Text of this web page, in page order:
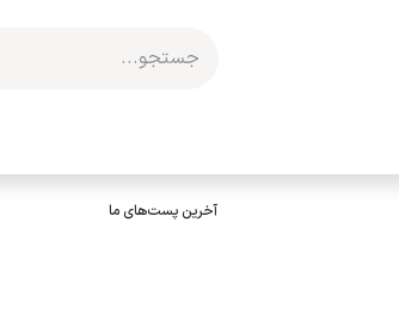
آخرین پست‌های ما